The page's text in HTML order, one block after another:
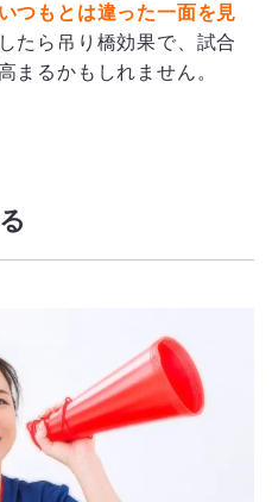
つもとは違った一面を見
たら吊り橋効果で、試合
まるかもしれません。